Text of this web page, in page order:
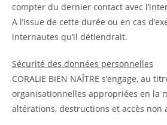
compter du dernier contact avec
A l’issue de cette durée ou en cas
internautes qu’il détiendrait.
Sécurité des données personnelles
CORALIE BIEN NAÎTRE s’engage,
organisationnelles appropriées en la
altérations, destructions et accès non